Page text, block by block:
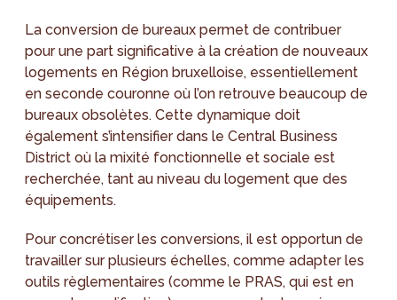
La conversion de bureaux permet de contribuer
pour une part significative à la création de nouveaux
logements en Région bruxelloise, essentiellement
en seconde couronne où l’on retrouve beaucoup de
bureaux obsolètes. Cette dynamique doit
également s’intensifier dans le Central Business
District où la mixité fonctionnelle et sociale est
recherchée, tant au niveau du logement que des
équipements.
Pour concrétiser les conversions, il est opportun de
travailler sur plusieurs échelles, comme adapter les
outils règlementaires (comme le PRAS, qui est en